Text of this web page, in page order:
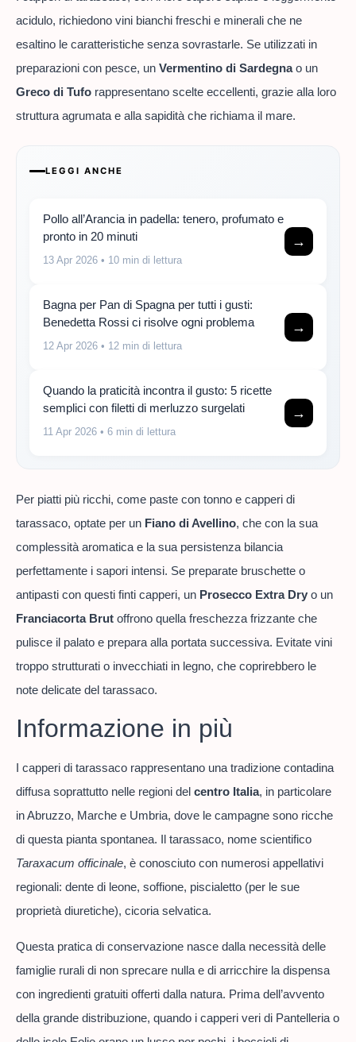
acidulo, richiedono vini bianchi freschi e minerali che ne
esaltino le caratteristiche senza sovrastarle. Se utilizzati in
preparazioni con pesce, un Vermentino di Sardegnao un
Greco di Tufo rappresentano scelte eccellenti, grazie alla loro
struttura agrumata e alla sapidità che richiama il mare.
LEGGI ANCHE
Pollo all’Arancia in padella: tenero, profumato e
pronto in 20 minuti
13 Apr 2026 • 10 min di lettura
→
Bagna per Pan di Spagna per tutti i gusti:
Benedetta Rossi ci risolve ogni problema
12 Apr 2026 • 12 min di lettura
→
Quando la praticità incontra il gusto: 5 ricette
semplici con filetti di merluzzo surgelati
11 Apr 2026 • 6 min di lettura
→
Per piatti più ricchi, come paste con tonno e capperi di
tarassaco, optate per un Fiano di Avellino, che con la sua
complessità aromatica e la sua persistenza bilancia
perfettamente i sapori intensi. Se preparate bruschette o
antipasti con questi finti capperi, un Prosecco Extra Dry o un
Franciacorta Brut offrono quella freschezza frizzante che
pulisce il palato e prepara alla portata successiva. Evitate vini
troppo strutturati o invecchiati in legno, che coprirebbero le
note delicate del tarassaco.
Informazione in più
I capperi di tarassaco rappresentano una tradizione contadina
diffusa soprattutto nelle regioni del centro Italia, in particolare
in Abruzzo, Marche e Umbria, dove le campagne sono ricche
di questa pianta spontanea. Il tarassaco, nome scientifico
Taraxacum officinale, è conosciuto con numerosi appellativi
regionali: dente di leone, soffione, piscialetto (per le sue
proprietà diuretiche), cicoria selvatica.
Questa pratica di conservazione nasce dalla necessità delle
famiglie rurali di non sprecare nulla e di arricchire la dispensa
con ingredienti gratuiti offerti dalla natura. Prima dell’avvento
della grande distribuzione, quando i capperi veri di Pantelleria o